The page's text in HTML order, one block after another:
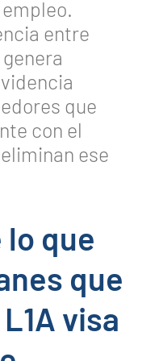
entre
que
con el
ese
lo que
que
visa